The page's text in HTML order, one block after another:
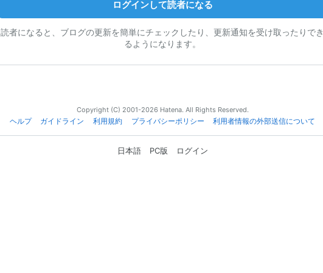
ログインして読者になる
読者になると、ブログの更新を簡単にチェックしたり、更新通知を受け取ったりでき
るようになります。
Copyright (C) 2001-2026 Hatena. All Rights Reserved.
ヘルプ
ガイドライン 利用規約 プライバシーポリシー 利用者情報の外部送信について
日本語 PC版 ログイン